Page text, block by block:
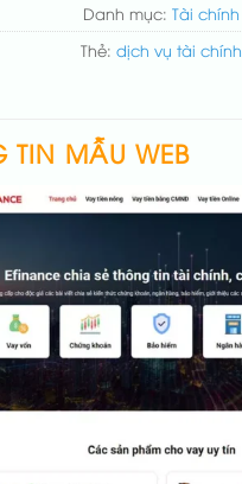
Danh mục: Tài chính
Thẻ: dịch vụ tài chính
TIN MẪU WEB